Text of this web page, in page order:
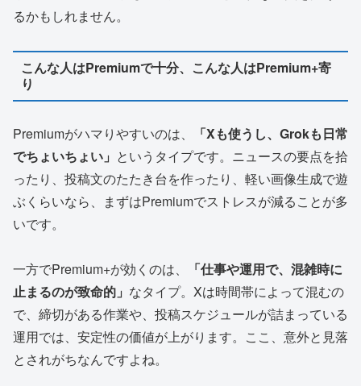
るかもしれません。
こんな人はPremiumで十分、こんな人はPremium+寄
り
Premiumがハマりやすいのは、
「Xも使うし、Grokも日常
でちょいちょい」 というタイプです。ニュースの要点を拾
ったり、投稿文のたたき台を作ったり、軽い画像生成で遊
ぶくらいなら、まずはPremiumでストレスが減ることが多
いです。
一方でPremium+が効くのは、
「仕事や運用で、混雑時に
止まるのが致命的」 なタイプ。Xは時間帯によって混むの
で、締切がある作業や、投稿スケジュールが詰まっている
運用では、安定性の価値が上がります。ここ、意外と見落
とされがちなんですよね。